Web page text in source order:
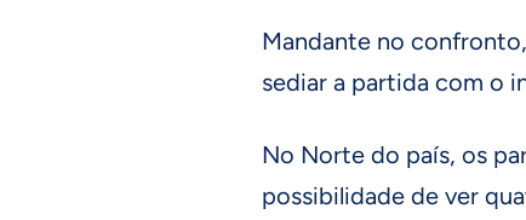
Mandante no
sediar a partida com o
No Norte do país, os
possibilidade de ver